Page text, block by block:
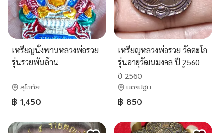
เหรียญนั่งพานหลวงพ่อรวย
รุ่นรวยพันล้าน
สุโขทัย
฿ 1,450
เหรียญหลวงพ่อรวย วัดตะโก
รุ่นอายุวัฒนมงคล ปี 2560
(อายุ 8 รอบ 96 ปี) เนื้อ
ทองแดงรมดำ
ปี 2560
นครปฐม
฿ 850